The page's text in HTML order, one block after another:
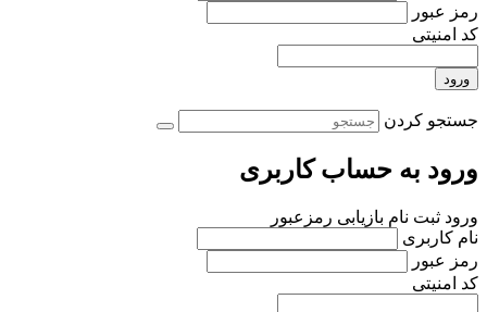
رمز عبور
کد امنیتی
ورود
جستجو کردن
ورود به حساب کاربری
ورود ثبت نام بازیابی رمزعبور
نام کاربری
رمز عبور
کد امنیتی